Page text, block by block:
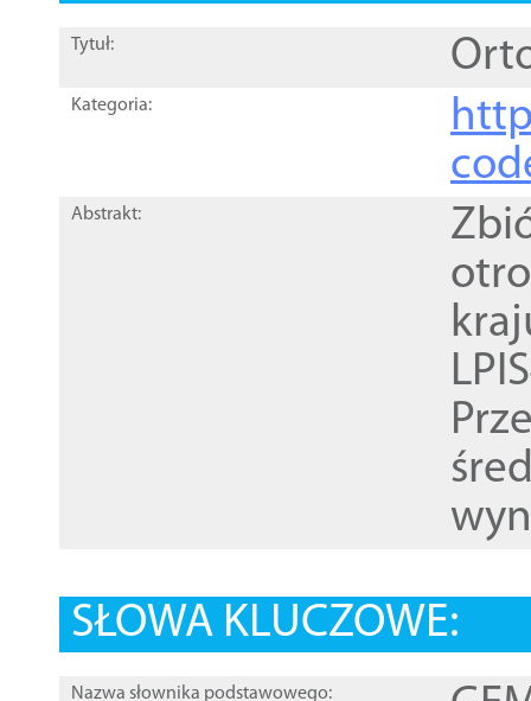
Tytuł:
Kategoria:
Abstrakt:
SŁOWA KLUCZOWE:
Nazwa słownika podstawowego: